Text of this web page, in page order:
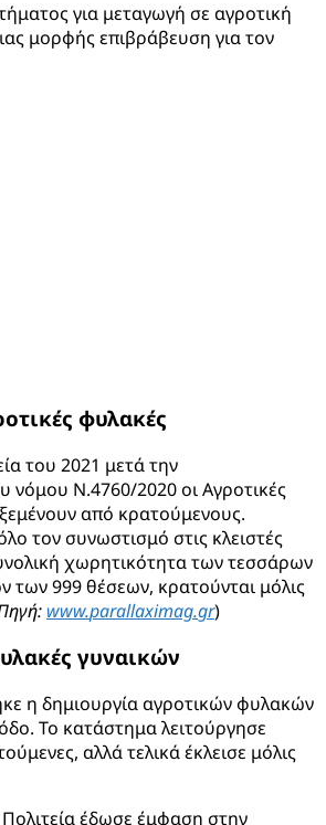
για μεταγωγή σε αγροτική
μορφής επιβράβευση για τον
φυλακές
του 2021 μετά την
νόμου Ν.4760/2020 οι Αγροτικές
από κρατούμενους.
τον συνωστισμό στις κλειστές
χωρητικότητα των τεσσάρων
των 999 θέσεων, κρατούνται μόλις
www.parallaximag.gr)
γυναικών
η δημιουργία αγροτικών φυλακών
Το κατάστημα λειτούργησε
αλλά τελικά έκλεισε μόλις
έδωσε έμφαση στην